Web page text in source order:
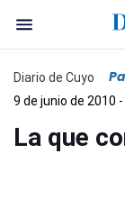
Diario de Cuyo
9 de junio de 2010
La que